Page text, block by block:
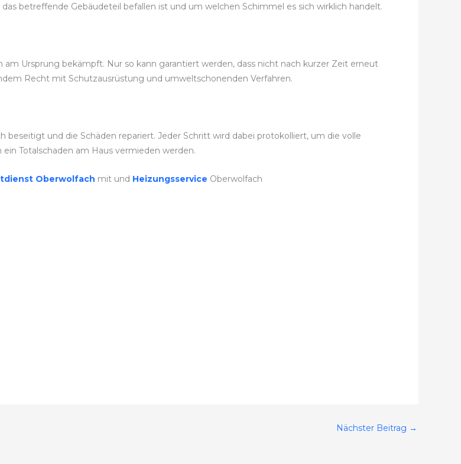
betreffende Gebäudeteil befallen ist und um welchen Schimmel es sich wirklich handelt.
am Ursprung bekämpft. Nur so kann garantiert werden, dass nicht nach kurzer Zeit erneut
Recht mit Schutzausrüstung und umweltschonenden Verfahren.
und die Schäden repariert. Jeder Schritt wird dabei protokolliert, um die volle
ein Totalschaden am Haus vermieden werden.
Oberwolfach mit und Heizungsservice Oberwolfach
Nächster Beitrag →